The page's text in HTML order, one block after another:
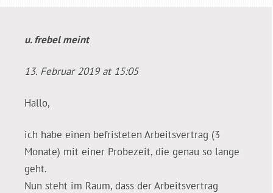
u. frebelmeint
13. Februar 2019 at 15:05
Hallo,
ich habe einen befristeten Arbeitsvertrag (3
Monate) mit einer Probezeit, die genau so lange
geht.
Nun steht im Raum, dass der Arbeitsvertrag